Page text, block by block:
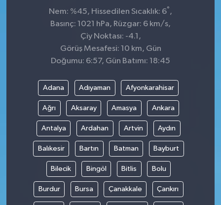
Nem: %45, Hissedilen Sıcaklık: 6° ,
Basınç: 1021 hPa, Rüzgar: 6 km/s,
Çiy Noktası: -4.1,
Görüş Mesafesi: 10 km, Gün
Doğumu: 6:57, Gün Batımı: 18:45
Adana Adıyaman Afyonkarahisar
Ağrı Aksaray Amasya Ankara
Antalya Ardahan Artvin Aydın
Balıkesir Bartın Batman Bayburt
Bilecik Bingöl Bitlis Bolu
Burdur Bursa Çanakkale Çankırı